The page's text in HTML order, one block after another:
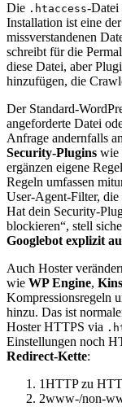
Die .htaccess-Datei
Installation ist eine
missverstandenen
schreibt für die
diese Datei, aber
hinzufügen, die
Der Standard-
angeforderte Datei
Anfrage andernfalls an
Security-Plugins wie
ergänzen eigene
Regeln umfassen
User-Agent-Filter, die
Hat dein Security-
blockieren“, stell
Googlebot explizit
Auch Hoster
wie WP Engine,
Kompressionsregeln
hinzu. Das ist
Hoster HTTPS via
Einstellungen noch
Redirect-Kette:
1HTTP zu
2www-/non-